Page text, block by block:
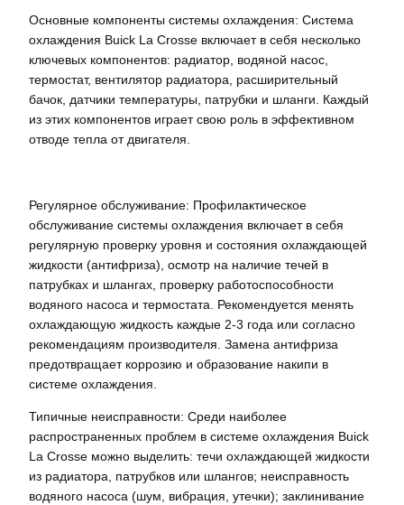
Основные компоненты системы охлаждения: Система
охлаждения Buick La Crosse включает в себя несколько
ключевых компонентов: радиатор, водяной насос,
термостат, вентилятор радиатора, расширительный
бачок, датчики температуры, патрубки и шланги. Каждый
из этих компонентов играет свою роль в эффективном
отводе тепла от двигателя.
Регулярное обслуживание: Профилактическое
обслуживание системы охлаждения включает в себя
регулярную проверку уровня и состояния охлаждающей
жидкости (антифриза), осмотр на наличие течей в
патрубках и шлангах, проверку работоспособности
водяного насоса и термостата. Рекомендуется менять
охлаждающую жидкость каждые 2-3 года или согласно
рекомендациям производителя. Замена антифриза
предотвращает коррозию и образование накипи в
системе охлаждения.
Типичные неисправности: Среди наиболее
распространенных проблем в системе охлаждения Buick
La Crosse можно выделить: течи охлаждающей жидкости
из радиатора, патрубков или шлангов; неисправность
водяного насоса (шум, вибрация, утечки); заклинивание